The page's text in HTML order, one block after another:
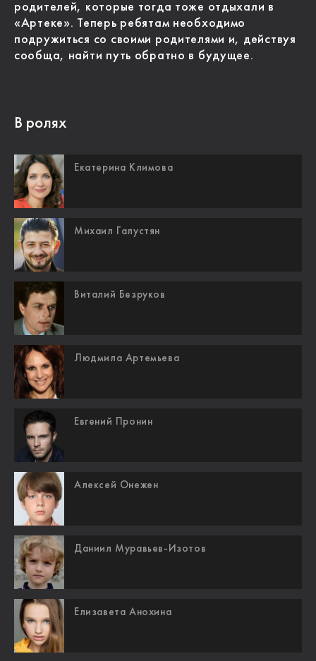
родителей, которые тогда тоже отдыхали в
«Артеке». Теперь ребятам необходимо
подружиться со своими родителями и, действуя
сообща, найти путь обратно в будущее.
В ролях
Екатерина Климова
Михаил Галустян
Виталий Безруков
Людмила Артемьева
Евгений Пронин
Алексей Онежен
Даниил Муравьев-Изотов
Елизавета Анохина